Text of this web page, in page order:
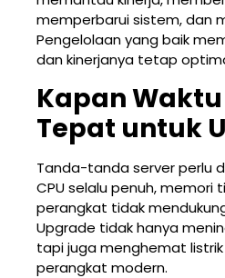
memperbarui sistem, dan
Pengelolaan yang baik
dan kinerjanya tetap
Kapan
Tepat untuk
Tanda-tanda server perlu
CPU selalu penuh, memori
perangkat tidak
Upgrade tidak hanya
tapi juga menghemat
perangkat modern.